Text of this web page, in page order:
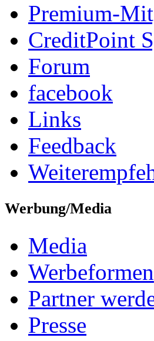
Premium-
CreditPoint
Forum
facebook
Links
Feedback
Werbung/Media
Media
Werbeformen
Partner
Presse